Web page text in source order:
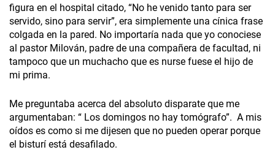
figura en el hospital citado, “No he venido tanto para ser
servido, sino para servir”, era simplemente una cínica frase
colgada en la pared. No importaría nada que yo conociese
al pastor Milován, padre de una compañera de facultad, ni
tampoco que un muchacho que es nurse fuese el hijo de
mi prima.
Me preguntaba acerca del absoluto disparate que me
argumentaban: “ Los domingos no hay tomógrafo”. A mis
oídos es como si me dijesen que no pueden operar porque
el bisturí está desafilado.